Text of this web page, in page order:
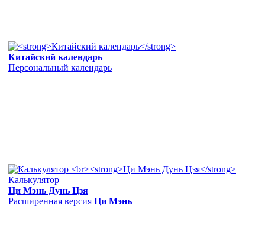
Китайский календарь
Персональный календарь
Калькулятор
Ци Мэнь Дунь Цзя
Расширенная версия Ци Мэнь